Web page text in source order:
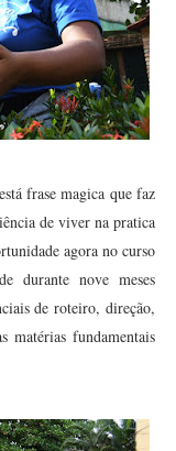
frase magica que faz
de viver na pratica
agora no curso
durante nove meses
de roteiro, direção,
matérias fundamentais